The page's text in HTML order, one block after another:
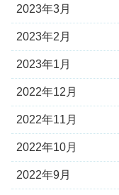
2023年3月
2023年2月
2023年1月
2022年12月
2022年11月
2022年10月
2022年9月